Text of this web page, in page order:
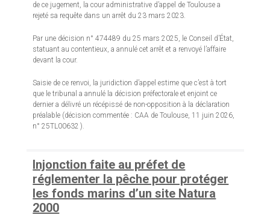
de ce jugement, la cour administrative d’appel de Toulouse a
rejeté sa requête dans un arrêt du 23 mars 2023.
Par une décision n° 474489 du 25 mars 2025, le Conseil d’État,
statuant au contentieux, a annulé cet arrêt et a renvoyé l’affaire
devant la cour.
Saisie de ce renvoi, la juridiction d’appel estime que c’est à tort
que le tribunal a annulé la décision préfectorale et enjoint ce
dernier a délivré un récépissé de non-opposition à la déclaration
préalable (décision commentée : CAA de Toulouse, 11 juin 2026,
n° 25TL00632 ).
Injonction faite au préfet de
réglementer la pêche pour protéger
les fonds marins d’un site Natura
2000